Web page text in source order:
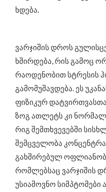
ხდება.
ვარჯიშის დროს
ხშირდება, რის გამოც
რაოდენობით სტრესის
გამომუშავდება. ეს
ფიზიკურ
ზოგ ათლეტს კი
რიგ შემთხვევებში
შემცველობა
გახშირებულ
რომლებსაც ვარჯიშის
უსიამოვნო სიმპტომები